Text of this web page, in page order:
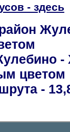
- здесь
-
цветом
-